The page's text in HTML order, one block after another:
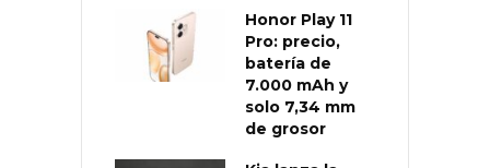
Honor Play 11
Pro: precio,
batería de
7.000 mAh y
solo 7,34 mm
de grosor